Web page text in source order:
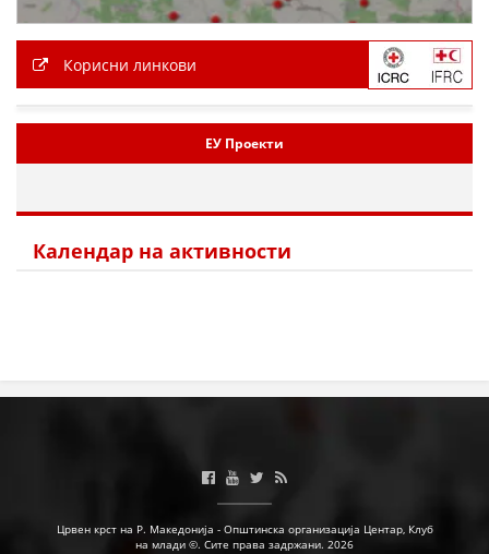
Корисни линкови
ЕУ Проекти
Календар на активности
Црвен крст на Р. Македонија - Општинска организација Центар, Клуб
на млади ©. Сите права задржани. 2026